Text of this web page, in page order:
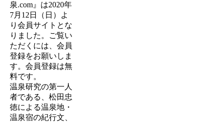
泉.com』は2020年
7月12日（日）
よ
り会員サイトとな
りました。ご覧い
ただくには、会員
登録をお願いしま
す。会員登録は無
料です。
温泉研究の第一人
者である、松田忠
徳による温泉地・
温泉宿の紀行文、